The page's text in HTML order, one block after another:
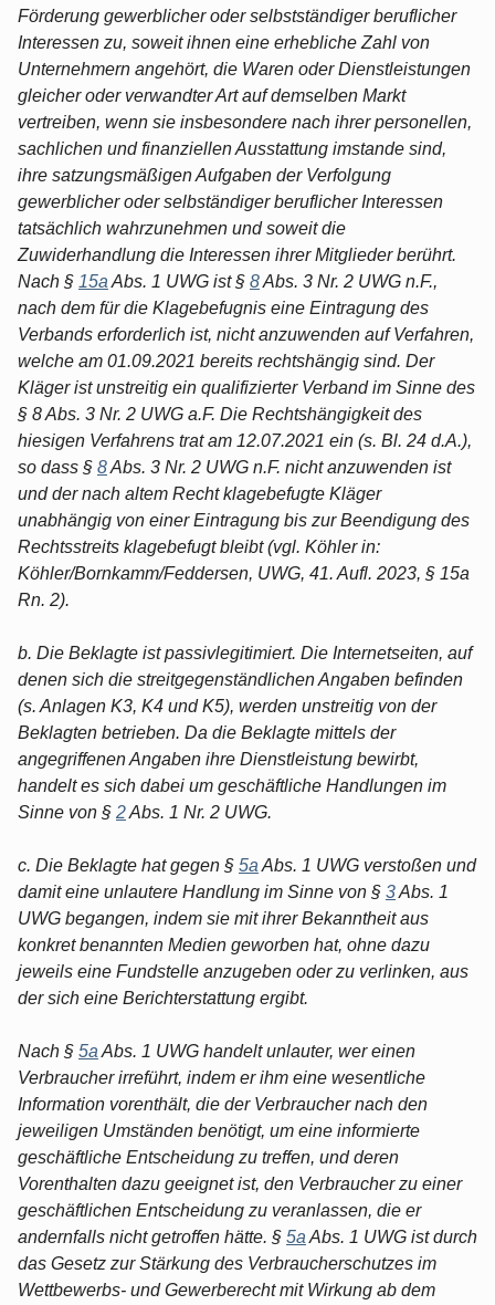
Förderung gewerblicher oder selbstständiger beruflicher
Interessen zu, soweit ihnen eine erhebliche Zahl von
Unternehmern angehört, die Waren oder Dienstleistungen
gleicher oder verwandter Art auf demselben Markt
vertreiben, wenn sie insbesondere nach ihrer personellen,
sachlichen und finanziellen Ausstattung imstande sind,
ihre satzungsmäßigen Aufgaben der Verfolgung
gewerblicher oder selbständiger beruflicher Interessen
tatsächlich wahrzunehmen und soweit die
Zuwiderhandlung die Interessen ihrer Mitglieder berührt.
Nach § 15a Abs. 1 UWG ist § 8Abs. 3 Nr. 2 UWG n.F.,
nach dem für die Klagebefugnis eine Eintragung des
Verbands erforderlich ist, nicht anzuwenden auf Verfahren,
welche am 01.09.2021 bereits rechtshängig sind. Der
Kläger ist unstreitig ein qualifizierter Verband im Sinne des
§ 8 Abs. 3 Nr. 2 UWG a.F. Die Rechtshängigkeit des
hiesigen Verfahrens trat am 12.07.2021 ein (s. Bl. 24 d.A.),
so dass § 8Abs. 3 Nr. 2 UWG n.F. nicht anzuwenden ist
und der nach altem Recht klagebefugte Kläger
unabhängig von einer Eintragung bis zur Beendigung des
Rechtsstreits klagebefugt bleibt (vgl. Köhler in:
Köhler/Bornkamm/Feddersen, UWG, 41. Aufl. 2023, § 15a
Rn. 2).
b. Die Beklagte ist passivlegitimiert. Die Internetseiten, auf
denen sich die streitgegenständlichen Angaben befinden
(s. Anlagen K3, K4 und K5), werden unstreitig von der
Beklagten betrieben. Da die Beklagte mittels der
angegriffenen Angaben ihre Dienstleistung bewirbt,
handelt es sich dabei um geschäftliche Handlungen im
Sinne von § 2Abs. 1 Nr. 2 UWG.
c. Die Beklagte hat gegen § 5a Abs. 1 UWG verstoßen und
damit eine unlautere Handlung im Sinne von § 3Abs. 1
UWG begangen, indem sie mit ihrer Bekanntheit aus
konkret benannten Medien geworben hat, ohne dazu
jeweils eine Fundstelle anzugeben oder zu verlinken, aus
der sich eine Berichterstattung ergibt.
Nach § 5a Abs. 1 UWG handelt unlauter, wer einen
Verbraucher irreführt, indem er ihm eine wesentliche
Information vorenthält, die der Verbraucher nach den
jeweiligen Umständen benötigt, um eine informierte
geschäftliche Entscheidung zu treffen, und deren
Vorenthalten dazu geeignet ist, den Verbraucher zu einer
geschäftlichen Entscheidung zu veranlassen, die er
andernfalls nicht getroffen hätte. § 5a Abs. 1 UWG ist durch
das Gesetz zur Stärkung des Verbraucherschutzes im
Wettbewerbs- und Gewerberecht mit Wirkung ab dem